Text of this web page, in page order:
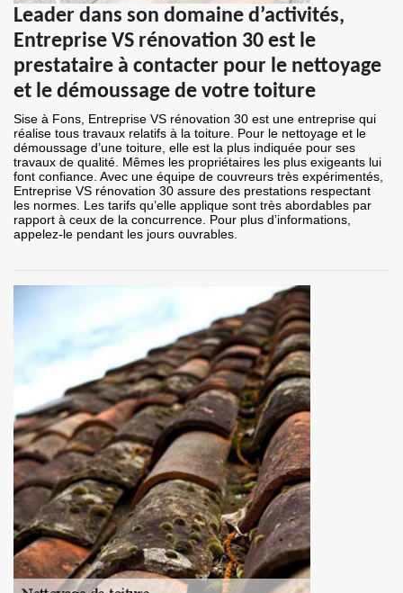
Leader dans son domaine d’activités,
Entreprise VS rénovation 30 est le
prestataire à contacter pour le nettoyage
et le démoussage de votre toiture
Sise à Fons, Entreprise VS rénovation 30 est une entreprise qui
réalise tous travaux relatifs à la toiture. Pour le nettoyage et le
démoussage d’une toiture, elle est la plus indiquée pour ses
travaux de qualité. Mêmes les propriétaires les plus exigeants lui
font confiance. Avec une équipe de couvreurs très expérimentés,
Entreprise VS rénovation 30 assure des prestations respectant
les normes. Les tarifs qu’elle applique sont très abordables par
rapport à ceux de la concurrence. Pour plus d’informations,
appelez-le pendant les jours ouvrables.